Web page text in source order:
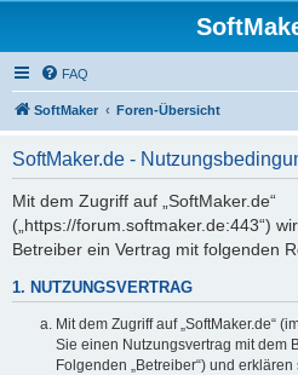
FAQ
SoftMaker Foren-Übersicht
SoftMaker.de -
Mit dem Zugriff auf „SoftMaker.de“
(„https://forum.softmaker.de:443“)
Betreiber ein Vertrag mit folgenden
1. NUTZUNGSVERTRAG
Mit dem Zugriff auf „SoftMaker.de“
Sie einen Nutzungsvertrag mit dem
Folgenden „Betreiber“) und